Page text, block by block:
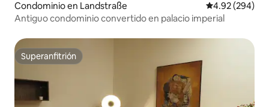
Condominio en Landstraße Calificación
4.92 (294)
Antiguo condominio convertido en palacio imperial
Superanfitrión
Superanfitrión